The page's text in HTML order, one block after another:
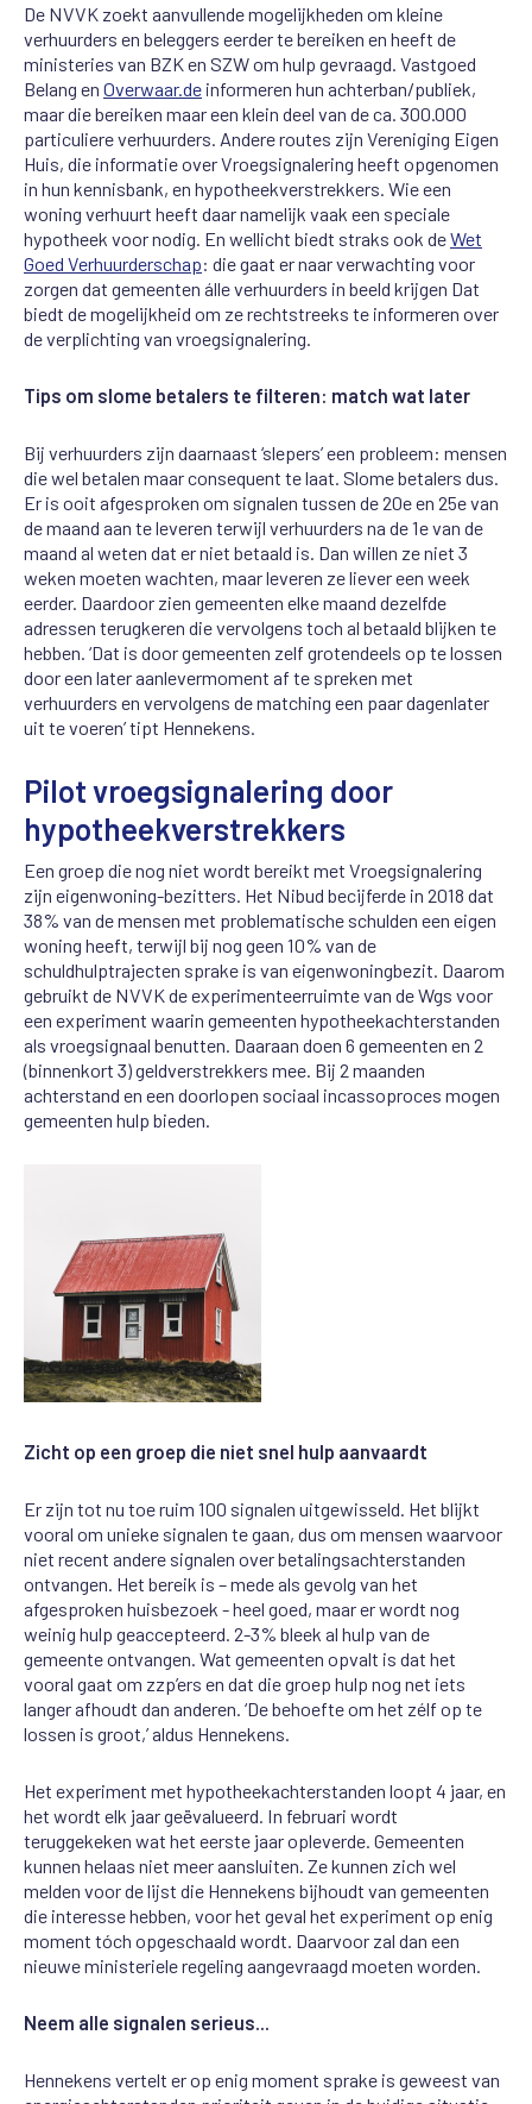
De NVVK zoekt aanvullende mogelijkheden om kleine
verhuurders en beleggers eerder te bereiken en heeft de
ministeries van BZK en SZW om hulp gevraagd. Vastgoed
Belang en Overwaar.de informeren hun achterban/publiek,
maar die bereiken maar een klein deel van de ca. 300.000
particuliere verhuurders. Andere routes zijn Vereniging Eigen
Huis, die informatie over Vroegsignalering heeft opgenomen
in hun kennisbank, en hypotheekverstrekkers. Wie een
woning verhuurt heeft daar namelijk vaak een speciale
hypotheek voor nodig. En wellicht biedt straks ook deWet
Goed Verhuurderschap: die gaat er naar verwachting voor
zorgen dat gemeenten álle verhuurders in beeld krijgen Dat
biedt de mogelijkheid om ze rechtstreeks te informeren over
de verplichting van vroegsignalering.
Tips om slome betalers te filteren: match wat later
Bij verhuurders zijn daarnaast ‘slepers’een probleem: mensen
die wel betalen maar consequent te laat. Slome betalers dus.
Er is ooit afgesproken om signalen tussen de 20een 25evan
de maand aan te leveren terwijl verhuurders na de 1evan de
maand al weten dat er niet betaald is. Dan willen ze niet 3
weken moeten wachten, maarleveren zelievereen week
eerder. Daardoor zien gemeenten elke maand dezelfde
adressen terugkeren die vervolgens toch al betaald blijken te
hebben. ‘Dat is door gemeenten zelf grotendeels op telossen
dooreen later aanlevermoment af te spreken met
verhuurders en vervolgens dematching een paar dagenlater
uit te voeren’ tipt Hennekens.
Pilot vroegsignalering door
hypotheekverstrekkers
Een groep die nog niet wordt bereikt met Vroegsignalering
zijn eigenwoning-bezitters. Het Nibud becijferde in 2018 dat
38% van de mensen met problematische schulden een eigen
woning heeft, terwijl bij nog geen 10% van de
schuldhulptrajecten sprake is van eigenwoningbezit. Daarom
gebruikt de NVVK de experimenteerruimte van de Wgs voor
een experiment waarin gemeenten hypotheekachterstanden
als vroegsignaal benutten. Daaraan doen 6 gemeenten en 2
(binnenkort 3) geldverstrekkers mee. Bij 2 maanden
achterstand en een doorlopen sociaal incassoproces mogen
gemeenten hulp bieden.
Zicht op een groep die niet snel hulp aanvaardt
Er zijn tot nu toe ruim 100 signalen uitgewisseld. Het blijkt
vooral om unieke signalen te gaan, dus om mensen waarvoor
niet recent andere signalen over betalingsachterstanden
ontvangen. Het bereik is – mede als gevolg van het
afgesproken huisbezoek - heel goed, maar er wordt nog
weinig hulp geaccepteerd. 2-3% bleek al hulp van de
gemeente ontvangen. Wat gemeenten opvalt is dat het
vooral gaat om zzp’ers en dat die groep hulp nog net iets
langer afhoudt dan anderen. ‘De behoefte om het zélf op te
lossen is groot,’ aldus Hennekens.
Het experiment met hypotheekachterstanden loopt 4 jaar, en
het wordt elk jaar geëvalueerd. In februari wordt
teruggekeken wat het eerste jaar opleverde. Gemeenten
kunnen helaas niet meer aansluiten. Ze kunnen zich wel
melden voor de lijst die Hennekens bijhoudt van gemeenten
die interesse hebben, voor het geval het experiment op enig
moment tóch opgeschaald wordt. Daarvoor zal dan een
nieuwe ministeriele regeling aangevraagd moeten worden.
Neem alle signalen serieus...
Hennekens vertelt er op enig moment sprake is geweest van